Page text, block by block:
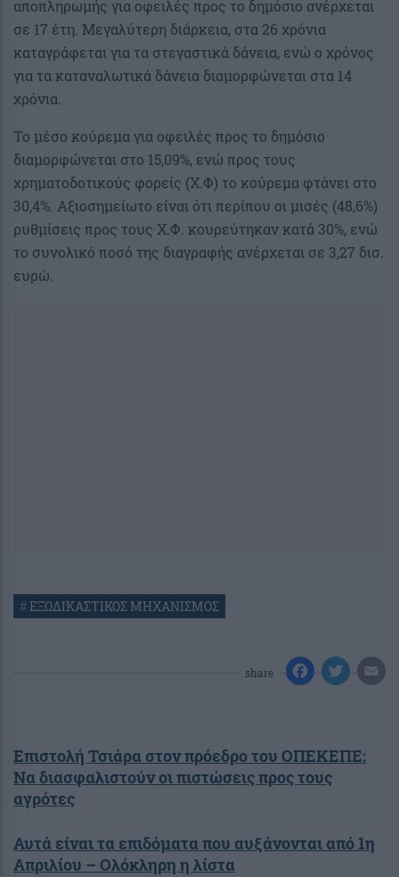
αποπληρωμής για οφειλές προς το δημόσιο ανέρχεται
σε 17 έτη. Μεγαλύτερη διάρκεια, στα 26 χρόνια
καταγράφεται για τα στεγαστικά δάνεια, ενώ ο χρόνος
για τα καταναλωτικά δάνεια διαμορφώνεται στα 14
χρόνια.
Το μέσο κούρεμα για οφειλές προς το δημόσιο
διαμορφώνεται στο 15,09%, ενώ προς τους
χρηματοδοτικούς φορείς (Χ.Φ) το κούρεμα φτάνει στο
30,4%. Αξιοσημείωτο είναι ότι περίπου οι μισές (48,6%)
ρυθμίσεις προς τους Χ.Φ. κουρεύτηκαν κατά 30%, ενώ
το συνολικό ποσό της διαγραφής ανέρχεται σε 3,27 δισ.
ευρώ.
#ΕΞΩΔΙΚΑΣΤΙΚΟΣ ΜΗΧΑΝΙΣΜΟΣ
share
Επιστολή Τσιάρα στον πρόεδρο του ΟΠΕΚΕΠΕ:
Nα διασφαλιστούν οι πιστώσεις προς τους
αγρότες
Αυτά είναι τα επιδόματα που αυξάνονται από 1η
Απριλίου – Ολόκληρη η λίστα